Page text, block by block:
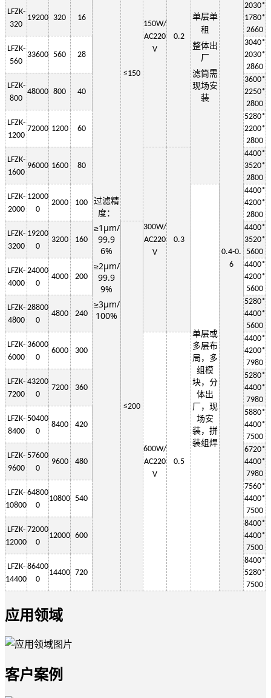
过滤精
度：
≥1μm/
99.9
6%
≥2μm/
99.9
9%
≥3μm/
100%
≤150
150W/
AC220
V
0.2
单层单
租
整体出
厂
滤筒需
现场安
装
0.4-0.
6
LFZK-
320
19200 320 16
2030*
1780*
2660
LFZK-
560
33600 560 28
3040*
2030*
2860
LFZK-
800
48000 800 40
3600*
2250*
2800
LFZK-
1200
72000 1200 60
5280*
2200*
2800
LFZK-
1600
96000 1600 80
300W/
AC220
V
0.3
4400*
3520*
2800
LFZK-
2000
12000
0
2000 100
单层或
多层布
局，多
组模
块，分
体出
厂，现
场安
装，拼
装组焊
4400*
4200*
2800
LFZK-
3200
19200
0
3200 160
≤200
4400*
3520*
5600
LFZK-
4000
24000
0
4000 200
4400*
4200*
5600
LFZK-
4800
28800
0
4800 240
5280*
4400*
5600
LFZK-
6000
36000
0
6000 300
600W/
AC220
V
0.5
4400*
4200*
7980
LFZK-
7200
43200
0
7200 360
5280*
4400*
7980
LFZK-
8400
50400
0
8400 420
5880*
4400*
7500
LFZK-
9600
57600
0
9600 480
6720*
4400*
7980
LFZK-
10800
64800
0
10800 540
7560*
4400*
7500
LFZK-
12000
72000
0
12000 600
8400*
4400*
7500
LFZK-
14400
86400
0
14400 720
8400*
5280*
7500
应用领域
客户案例